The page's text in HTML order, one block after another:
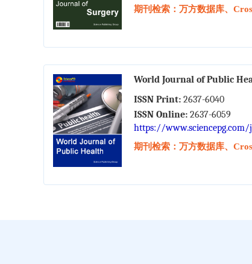
期刊检索：万方数据库、
World Journal of Public
ISSN Print: 2637-6040
ISSN Online: 2637-6059
https://
期刊检索：万方数据库、